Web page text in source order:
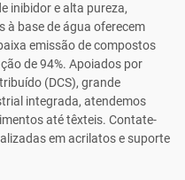
inibidor e alta pureza,
à base de água oferecem
emissão de compostos
de 94%. Apoiados por
(DCS), grande
integrada, atendemos
até têxteis. Contate-
em acrilatos e suporte